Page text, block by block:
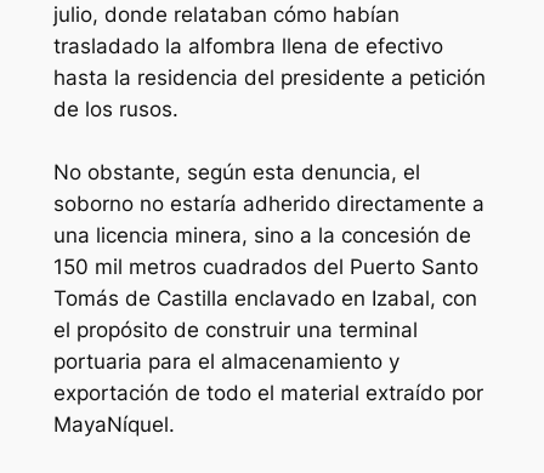
julio, donde relataban cómo habían
trasladado la alfombra llena de efectivo
hasta la residencia del presidente a petición
de los rusos.
No obstante, según esta denuncia, el
soborno no estaría adherido directamente a
una licencia minera, sino a la concesión de
150 mil metros cuadrados del Puerto Santo
Tomás de Castilla enclavado en Izabal, con
el propósito de construir una terminal
portuaria para el almacenamiento y
exportación de todo el material extraído por
MayaNíquel.